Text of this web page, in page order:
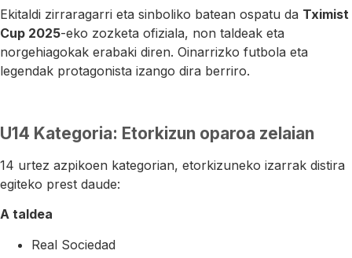
Ekitaldi zirraragarri eta sinboliko batean ospatu da Tximist
Cup 2025-eko zozketa ofiziala, non taldeak eta
norgehiagokak erabaki diren. Oinarrizko futbola eta
legendak protagonista izango dira berriro.
U14 Kategoria: Etorkizun oparoa zelaian
14 urtez azpikoen kategorian, etorkizuneko izarrak distira
egiteko prest daude:
A taldea
Real Sociedad